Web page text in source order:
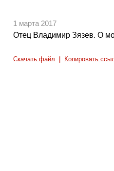
1 марта 2017
Отец Владимир Зязев. О
Скачать файл Копировать